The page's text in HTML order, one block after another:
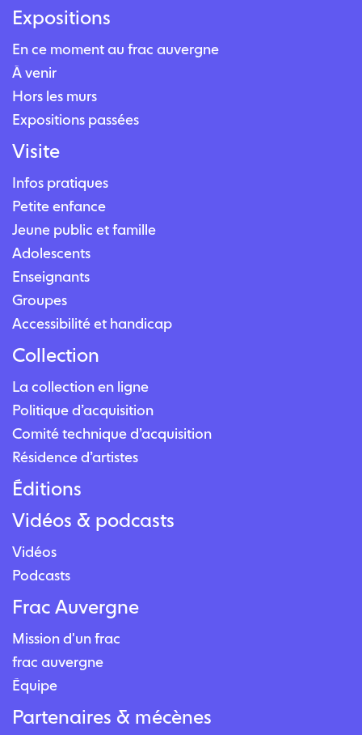
Expositions
En ce moment au frac auvergne
À venir
Hors les murs
Expositions passées
Visite
Infos pratiques
Petite enfance
Jeune public et famille
Adolescents
Enseignants
Groupes
Accessibilité et handicap
Collection
La collection en ligne
Politique d’acquisition
Comité technique d’acquisition
Résidence d’artistes
Éditions
Vidéos & podcasts
Vidéos
Podcasts
Frac Auvergne
Mission d'un frac
frac auvergne
Équipe
Partenaires & mécènes